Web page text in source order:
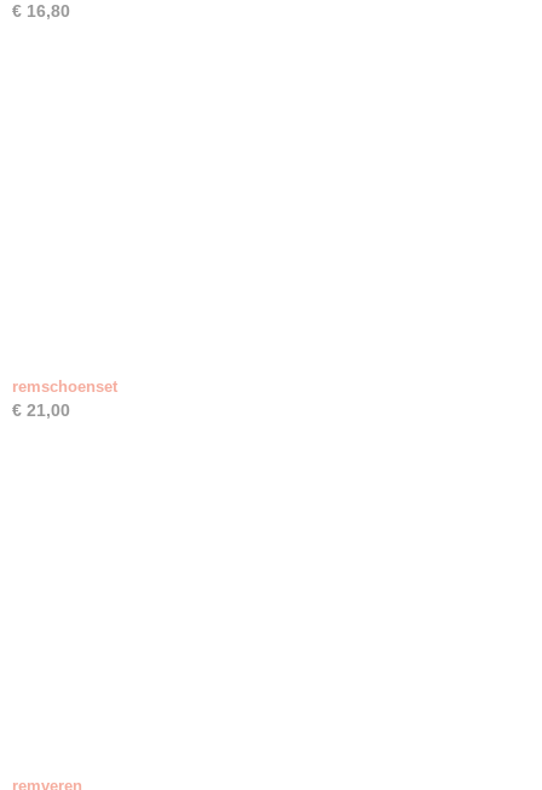
€ 16,80
remschoenset
€ 21,00
remveren